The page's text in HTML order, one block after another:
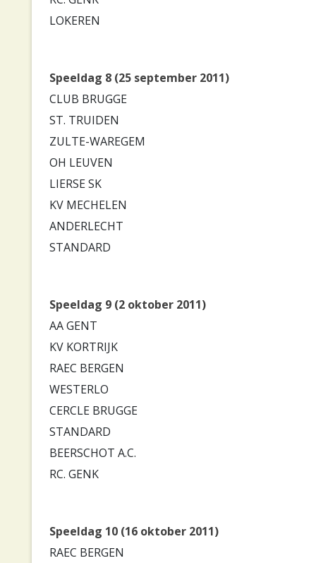
LOKEREN
Speeldag 8 (25 september 2011)
CLUB BRUGGE
ST. TRUIDEN
ZULTE-WAREGEM
OH LEUVEN
LIERSE SK
KV MECHELEN
ANDERLECHT
STANDARD
Speeldag 9 (2 oktober 2011)
AA GENT
KV KORTRIJK
RAEC BERGEN
WESTERLO
CERCLE BRUGGE
STANDARD
BEERSCHOT A.C.
RC. GENK
Speeldag 10 (16 oktober 2011)
RAEC BERGEN